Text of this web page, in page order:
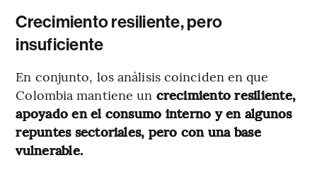
Crecimiento resiliente, pero
insuficiente
En conjunto, los análisis coinciden en que
Colombia mantiene un crecimiento resiliente,
apoyado en el consumo interno y en algunos
repuntes sectoriales, pero con una base
vulnerable.